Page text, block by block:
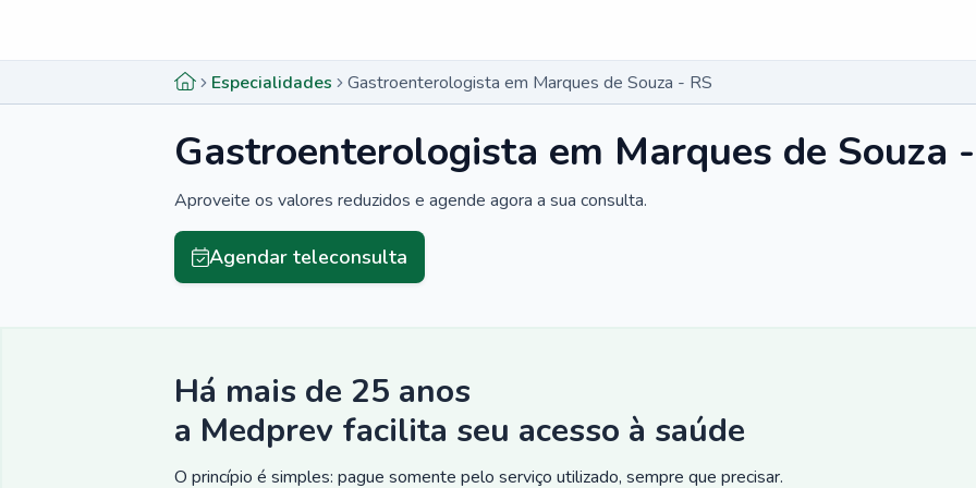
Especialidades Gastroenterologista em Marques de Souza - RS
Gastroenterologista em Marques de Souza
Aproveite os valores reduzidos e agende agora a sua consulta.
Agendar teleconsulta
Há mais de 25 anos
a Medprev facilita seu acesso à saúde
O princípio é simples: pague somente pelo serviço utilizado, sempre que precisar.